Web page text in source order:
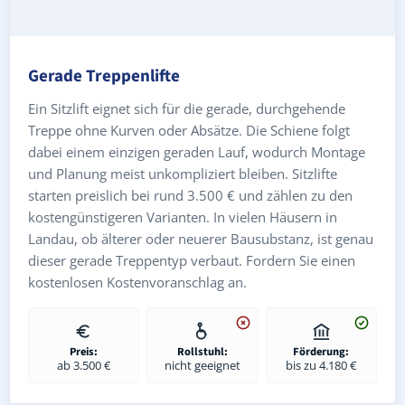
Gerade Treppenlifte
Ein Sitzlift eignet sich für die gerade, durchgehende
Treppe ohne Kurven oder Absätze. Die Schiene folgt
dabei einem einzigen geraden Lauf, wodurch Montage
und Planung meist unkompliziert bleiben. Sitzlifte
starten preislich bei rund 3.500 € und zählen zu den
kostengünstigeren Varianten. In vielen Häusern in
Landau, ob älterer oder neuerer Bausubstanz, ist genau
dieser gerade Treppentyp verbaut. Fordern Sie einen
kostenlosen Kostenvoranschlag an.
Preis:
ab 3.500 €
Rollstuhl:
nicht geeignet
Förderung:
bis zu 4.180 €